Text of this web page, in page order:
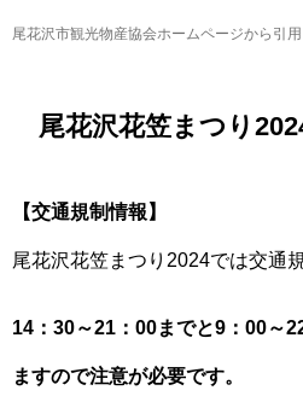
尾花沢市観光物産協会ホームページから引用
尾花沢花笠まつり
【交通規制情報】
尾花沢花笠まつり2024では交通
14：30～21：00までと9：00～
ますので注意が必要です。